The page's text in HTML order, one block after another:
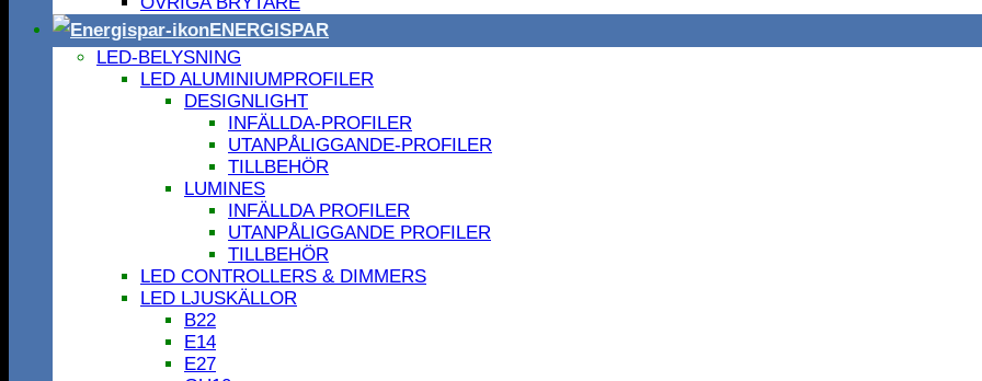
ENERGISPAR
LED-BELYSNING
LED ALUMINIUMPROFILER
DESIGNLIGHT
INFÄLLDA-PROFILER
UTANPÅLIGGANDE-PROFILER
TILLBEHÖR
LUMINES
INFÄLLDA PROFILER
UTANPÅLIGGANDE PROFILER
TILLBEHÖR
LED CONTROLLERS & DIMMERS
LED LJUSKÄLLOR
B22
E14
E27